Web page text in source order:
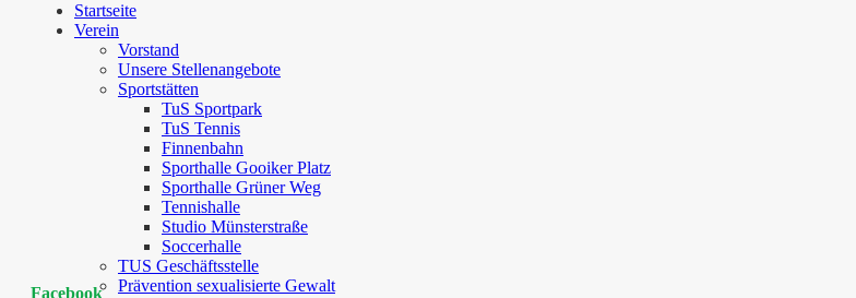
Startseite
Verein
Vorstand
Unsere Stellenangebote
Sportstätten
TuS Sportpark
TuS Tennis
Finnenbahn
Sporthalle Gooiker Platz
Sporthalle Grüner Weg
Tennishalle
Studio Münsterstraße
Soccerhalle
TUS Geschäftsstelle
Prävention sexualisierte Gewalt
Facebook